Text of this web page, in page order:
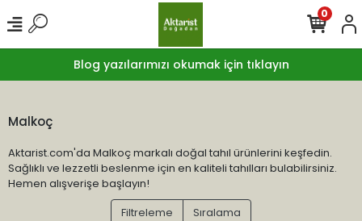
Blog yazılarımızı okumak için tıklayın
0
Malkoç
Aktarist.com'da Malkoç markalı doğal tahıl ürünlerini keşfedin.
Sağlıklı ve lezzetli beslenme için en kaliteli tahılları bulabilirsiniz.
Hemen alışverişe başlayın!
Filtreleme
Sıralama